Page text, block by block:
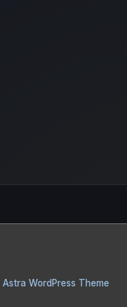
Astra WordPress Theme